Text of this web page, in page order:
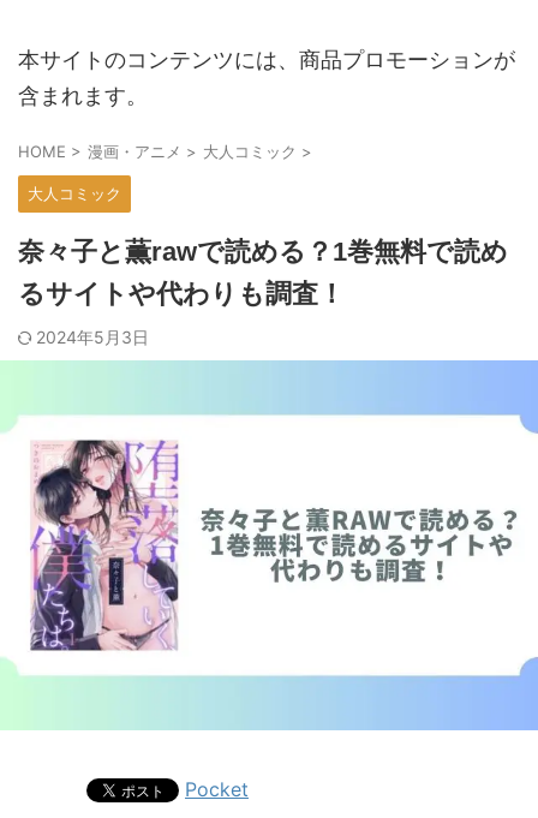
本サイトのコンテンツには、商品プロモーションが
含まれます。
HOME > 漫画・アニメ > 大人コミック >
大人コミック
奈々子と薫rawで読める？1巻無料で読め
るサイトや代わりも調査！
2024年5月3日
Pocket